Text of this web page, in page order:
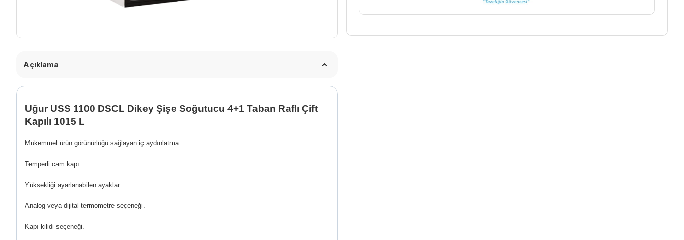
Açıklama
Uğur USS 1100 DSCL Dikey Şişe Soğutucu 4+1 Taban Raflı Çift
Kapılı 1015 L
Mükemmel ürün görünürlüğü sağlayan iç aydınlatma.
Temperli cam kapı.
Yüksekliği ayarlanabilen ayaklar.
Analog veya dijital termometre seçeneği.
Kapı kilidi seçeneği.